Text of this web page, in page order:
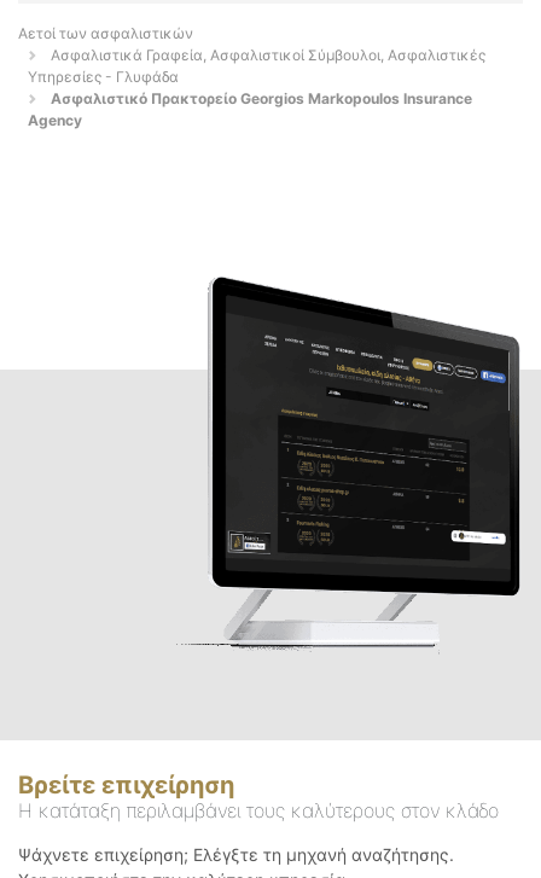
Αετοί των ασφαλιστικών
Ασφαλιστικά Γραφεία, Ασφαλιστικοί Σύμβουλοι, Ασφαλιστικές
Υπηρεσίες - Γλυφάδα
Ασφαλιστικό Πρακτορείο Georgios Markopoulos Insurance
Agency
Βρείτε επιχείρηση
Η κατάταξη περιλαμβάνει τους καλύτερους στον κλάδο
Ψάχνετε επιχείρηση; Ελέγξτε τη μηχανή αναζήτησης.